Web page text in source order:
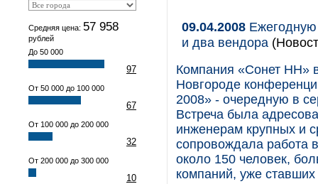
Средняя цена: 57 958
рублей
До 50 000
97
От 50 000 до 100 000
67
От 100 000 до 200 000
32
От 200 000 до 300 000
10
09.04.2008
и два вендора
Компания «Сонет НН»
Новгороде
2008» - очередную в
Встреча была
инженерам крупных и
сопровождала работа
около 150 человек,
компаний, уже